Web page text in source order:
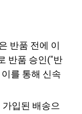
반품 전에 이
반품 승인("반
를 통해 신속
입된 배송으